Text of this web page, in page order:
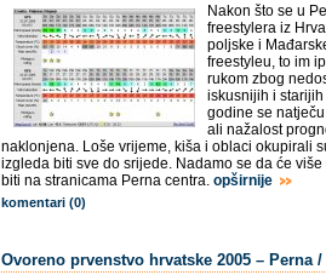
Nakon što se u
freestylera iz
poljske i
freestyleu, to im
rukom zbog
iskusnijih i
godine se
ali nažalost
naklonjena. Loše vrijeme, kiša i oblaci okupirali
izgleda biti sve do srijede. Nadamo se da će
biti na stranicama Perna centra. opširnije
komentari (0)
Ovoreno prvenstvo hrvatske 2005 – Perna